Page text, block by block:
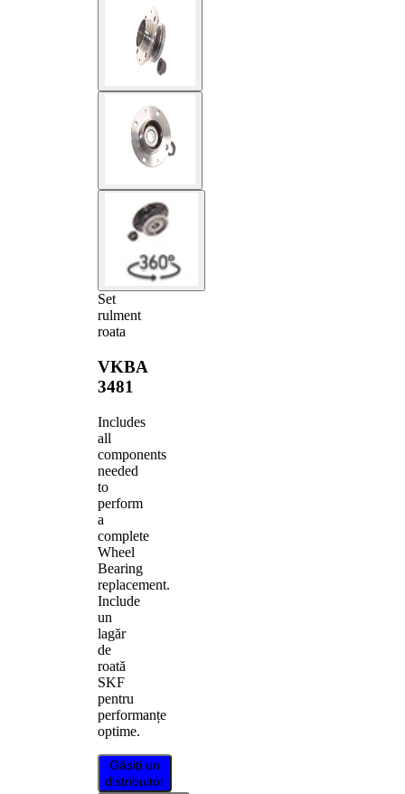
Set
rulment
roata
VKBA
3481
Includes
all
components
needed
to
perform
a
complete
Wheel
Bearing
replacement.
Include
un
lagăr
de
roată
SKF
pentru
performanțe
optime.
Găsiți un
distribuitor